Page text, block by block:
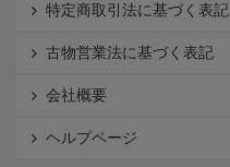
特定商取引法に基づく表記
古物営業法に基づく表記
会社概要
ヘルプページ